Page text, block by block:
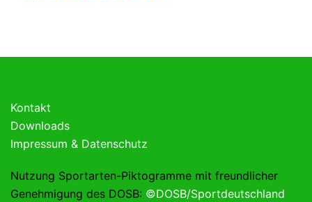
Kontakt
Downloads
Impressum & Datenschutz
Nutzung Sportarten-Piktogramme mit freundlicher
Genehmigung des DOSB: ©DOSB/Sportdeutschland